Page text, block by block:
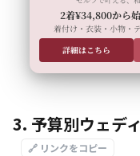
2着¥34,800から
着付け・衣装・小物・
詳細はこちら
3. 予算別ウェデ
🔗 リンクをコピー